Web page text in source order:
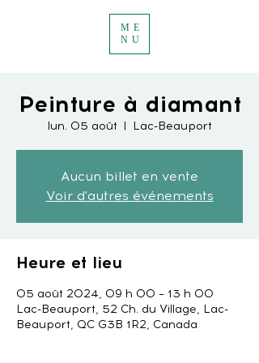
ME
NU
Peinture à diamant
lun. 05 août
  |
Lac-Beauport
Aucun billet en vente
Voir d'autres événements
Heure et lieu
05 août 2024, 09 h 00 – 13 h 00
Lac-Beauport, 52 Ch. du Village, Lac-
Beauport, QC G3B 1R2, Canada